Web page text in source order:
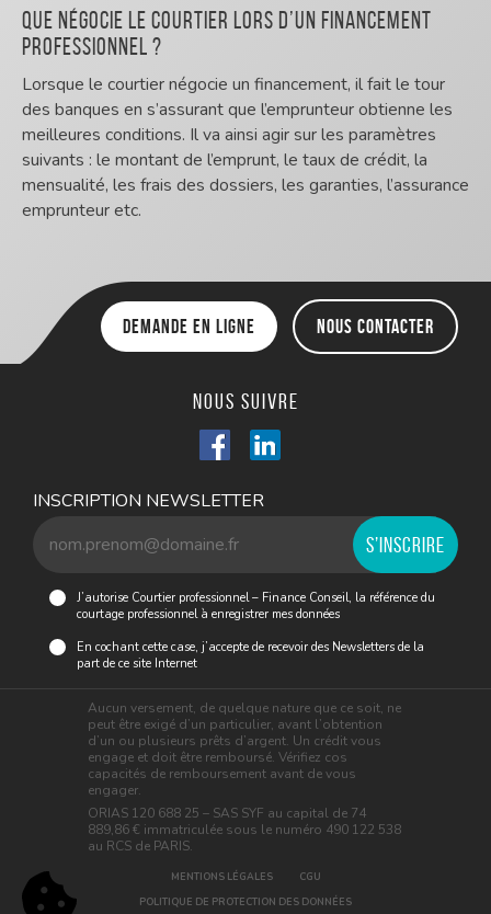
Que négocie le courtier lors d’un financement
professionnel ?
Lorsque le courtier négocie un financement, il fait le tour
des banques en s’assurant que l’emprunteur obtienne les
meilleures conditions. Il va ainsi agir sur les paramètres
suivants : le montant de l’emprunt, le taux de crédit, la
mensualité, les frais des dossiers, les garanties, l’assurance
emprunteur etc.
Demande en ligne Nous contacter
Nous suivre
INSCRIPTION NEWSLETTER
J’autorise Courtier professionnel – Finance Conseil, la référence du
courtage professionnel à enregistrer mes données
En cochant cette case, j’accepte de recevoir des Newsletters de la
part de ce site Internet
Aucun versement, de quelque nature que ce soit, ne
peut être exigé d’un particulier, avant l’obtention
d’un ou plusieurs prêts d’argent. Un crédit vous
engage et doit être remboursé. Vérifiez cos
capacités de remboursement avant de vous
engager.
ORIAS 120 688 25 – SAS SYF au capital de 74
889,86 € immatriculée sous le numéro 490 122 538
au RCS de PARIS.
MENTIONS LÉGALES
CGU
POLITIQUE DE PROTECTION DES DONNÉES